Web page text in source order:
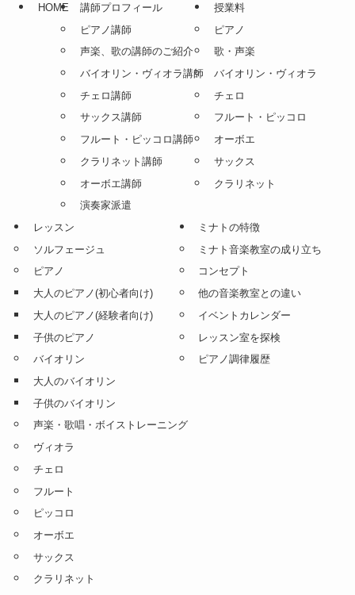
HOME
講師プロフィール
ピアノ講師
声楽、歌の講師のご紹介
バイオリン・ヴィオラ講師
チェロ講師
サックス講師
フルート・ピッコロ講師
クラリネット講師
オーボエ講師
演奏家派遣
授業料
ピアノ
歌・声楽
バイオリン・ヴィオラ
チェロ
フルート・ピッコロ
オーボエ
サックス
クラリネット
レッスン
ソルフェージュ
ピアノ
大人のピアノ(初心者向け)
大人のピアノ(経験者向け)
子供のピアノ
バイオリン
大人のバイオリン
子供のバイオリン
声楽・歌唱・ボイストレーニング
ヴィオラ
チェロ
フルート
ピッコロ
オーボエ
サックス
クラリネット
ミナトの特徴
ミナト音楽教室の成り立ち
コンセプト
他の音楽教室との違い
イベントカレンダー
レッスン室を探検
ピアノ調律履歴